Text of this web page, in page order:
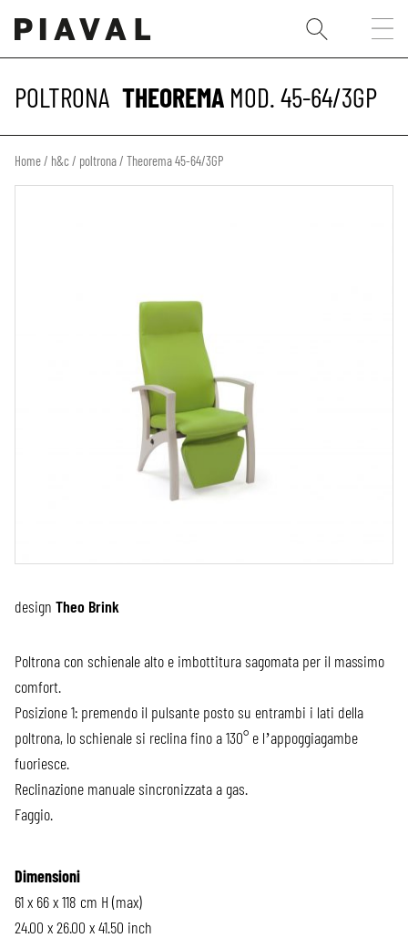
POLTRONA THEOREMA MOD. 45-64/3GP
Home/ h&c/ poltrona/ Theorema 45-64/3GP
design Theo Brink
Poltrona con schienale alto e imbottitura sagomata per il massimo
comfort.
Posizione 1: premendo il pulsante posto su entrambi i lati della
poltrona, lo schienale si reclina fino a 130° e l’appoggiagambe
fuoriesce.
Reclinazione manuale sincronizzata a gas.
Faggio.
Dimensioni
61 x 66 x 118 cm H (max)
24.00 x 26.00 x 41.50 inch